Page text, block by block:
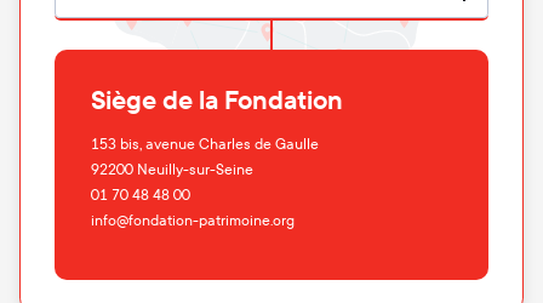
Siège de la Fondation
153 bis, avenue Charles de Gaulle
92200 Neuilly-sur-Seine
01 70 48 48 00
info@fondation-patrimoine.org